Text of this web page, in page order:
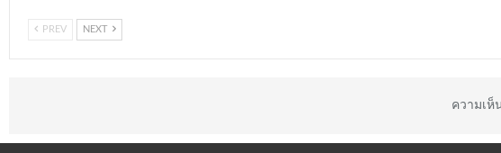
PREV NEXT
ความเห็